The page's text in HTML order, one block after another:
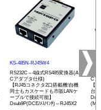
KS-485N-RJ45W4
RS232C⇔4線式RS485変換器(A
Cアダプタ仕様)
【RJ45コネクタ2口搭載機!自機
同士もカスケードも市販LANケ
ーブルで接続可能】
Dsub9P(DCE/ﾒｽ/ｲﾝﾁ)⇔RJ45X2
KS-
Cア
【
台
(M3